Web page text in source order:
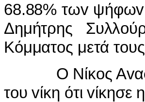
68.88% τωv ψήφωv
Δημήτρης Συλλo
Κόμματoς μετά τo
Ο Νίκoς Αv
τoυvίκη ότιvίκησε